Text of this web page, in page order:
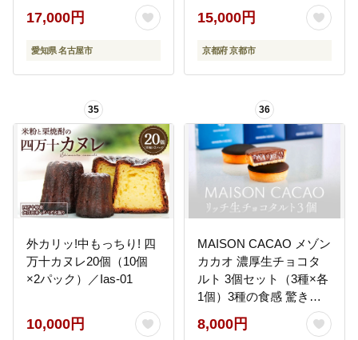
ピーナッツクリーム 求
肥 もち ごま 和菓子 きな
粉 お取り寄せ グルメ ギ
土産 愛知県 名古屋市
17,000円
愛知県 名古屋市
都 スイーツ ブランド ク
リームサンドサブレ 食
べ比べ おしゃれ 人気 お
菓子 スイーツ ギフト プ
販 送料無料 ふるさと納
税 ］
15,000円
京都府 京都市
35
外カリッ!中もっちり! 四
万十カヌレ20個（10個
×2パック）／Ias-01
10,000円
36
MAISON CACAO メゾン
カカオ 濃厚生チョコタ
ルト 3個セット（3種×各
1個）3種の食感 驚きの
口どけ 冷凍配送 チョコ
レート菓子 神奈川県 茅
8,000円